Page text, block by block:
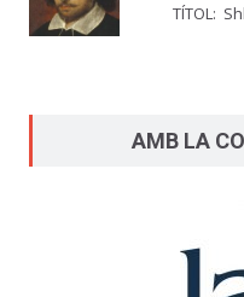
TÍTOL:
AMB LA